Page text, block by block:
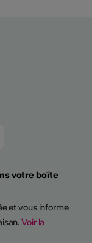
votre boîte
et vous informe
Voir la